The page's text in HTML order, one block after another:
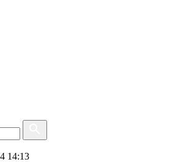
14:13